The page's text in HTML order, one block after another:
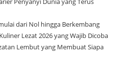
dari Nol hingga Berkembang
Lezat 2026 yang Wajib Dicoba
Lembut yang Membuat Siapa